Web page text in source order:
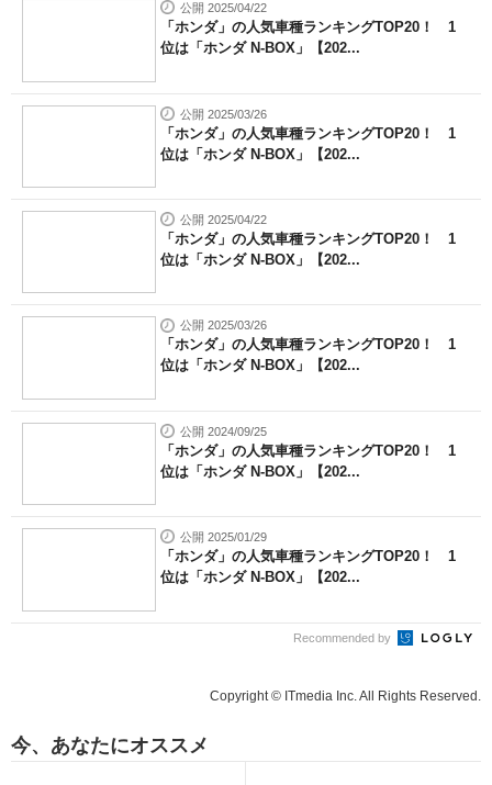
公開 2025/04/22
「ホンダ」の人気車種ランキングTOP20！ 1
位は「ホンダ N-BOX」【202...
公開 2025/03/26
「ホンダ」の人気車種ランキングTOP20！ 1
位は「ホンダ N-BOX」【202...
公開 2025/04/22
「ホンダ」の人気車種ランキングTOP20！ 1
位は「ホンダ N-BOX」【202...
公開 2025/03/26
「ホンダ」の人気車種ランキングTOP20！ 1
位は「ホンダ N-BOX」【202...
公開 2024/09/25
「ホンダ」の人気車種ランキングTOP20！ 1
位は「ホンダ N-BOX」【202...
公開 2025/01/29
「ホンダ」の人気車種ランキングTOP20！ 1
位は「ホンダ N-BOX」【202...
Recommended by
Copyright © ITmedia Inc. All Rights Reserved.
今、あなたにオススメ